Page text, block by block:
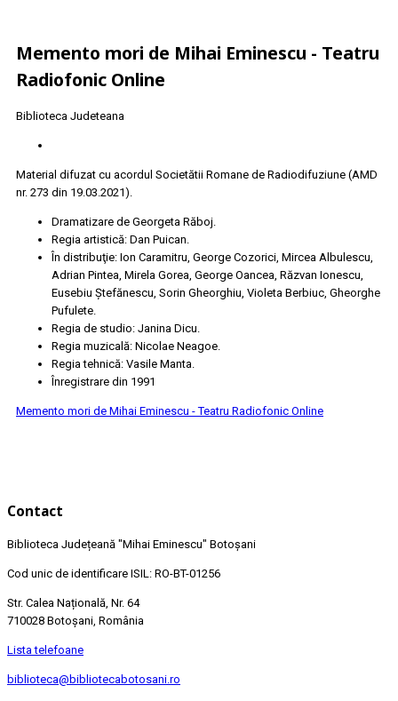
Memento mori de Mihai Eminescu - Teatru
Radiofonic Online
Biblioteca Judeteana
Material difuzat cu acordul Societătii Romane de Radiodifuziune (AMD
nr. 273 din 19.03.2021).
Dramatizare de Georgeta Răboj.
Regia artistică: Dan Puican.
În distribuţie: Ion Caramitru, George Cozorici, Mircea Albulescu,
Adrian Pintea, Mirela Gorea, George Oancea, Răzvan Ionescu,
Eusebiu Ştefănescu, Sorin Gheorghiu, Violeta Berbiuc, Gheorghe
Pufulete.
Regia de studio: Janina Dicu.
Regia muzicală: Nicolae Neagoe.
Regia tehnică: Vasile Manta.
Înregistrare din 1991
Memento mori de Mihai Eminescu - Teatru Radiofonic Online
Contact
Biblioteca Județeană "Mihai Eminescu" Botoșani
Cod unic de identificare ISIL: RO-BT-01256
Str. Calea Națională, Nr. 64
710028 Botoșani, România
Lista telefoane
biblioteca@bibliotecabotosani.ro